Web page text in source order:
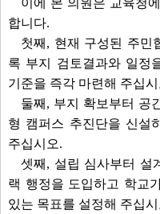
이에 본 의원은 교육청
합니다.
첫째, 현재 구성된 주민
록 부지 검토결과와 일정
기준을 즉각 마련해 주십시
둘째, 부지 확보부터 공
형 캠퍼스 추진단을 신설
주십시오.
셋째, 설립 심사부터 설
랙 행정을 도입하고 학교
있는 목표를 설정해 주십시